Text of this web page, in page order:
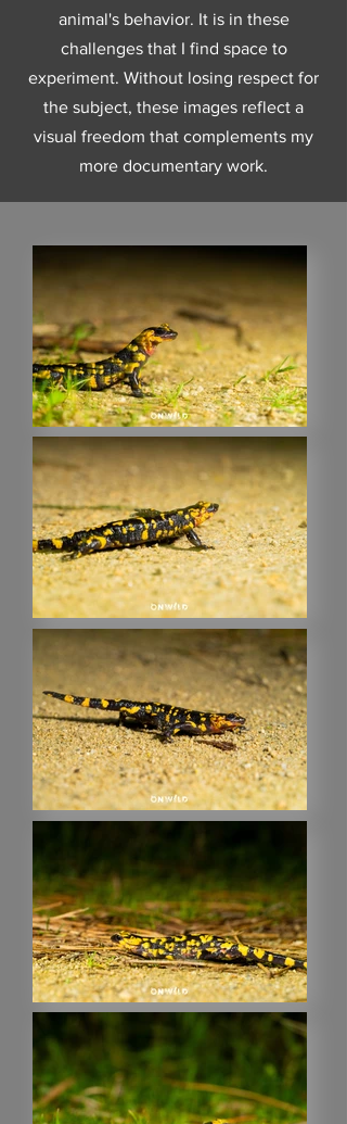
animal's behavior. It is in these
challenges that I find space to
experiment. Without losing respect for
the subject, these images reflect a
visual freedom that complements my
more documentary work.